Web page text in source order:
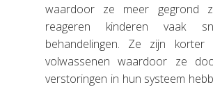
waardoor ze meer gegrond
reageren kinderen vaak
behandelingen. Ze zijn
volwassenen waardoor ze
verstoringen in hun systeem